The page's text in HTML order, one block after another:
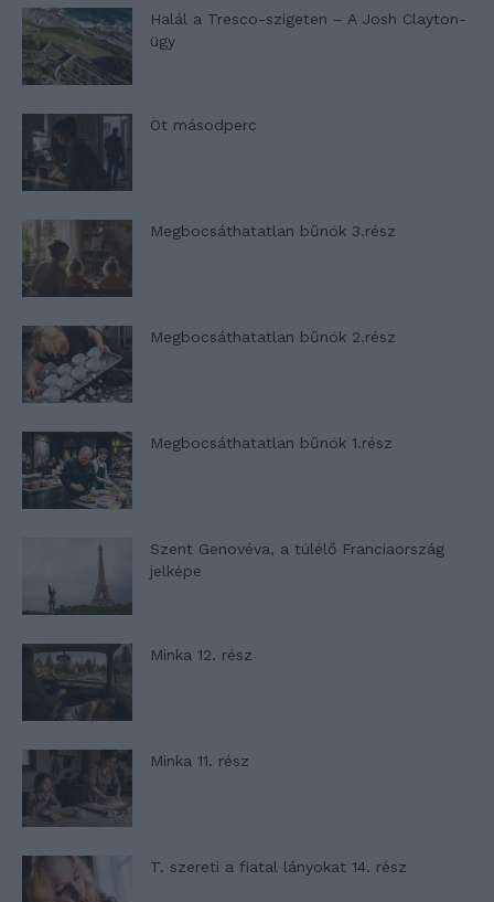
Halál a Tresco-szigeten – A Josh Clayton-
ügy
Öt másodperc
Megbocsáthatatlan bűnök 3.rész
Megbocsáthatatlan bűnök 2.rész
Megbocsáthatatlan bűnök 1.rész
Szent Genovéva, a túlélő Franciaország
jelképe
Minka 12. rész
Minka 11. rész
T. szereti a fiatal lányokat 14. rész